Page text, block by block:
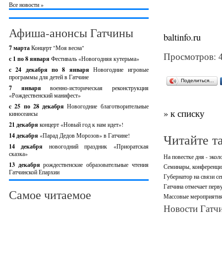
Все новости »
Афиша-анонсы Гатчины
7 мартаКонцерт "Моя весна"
с 1 по 8 января Фестиваль «Новогодняя кутерьма»
с 24 декабря по 8 январяНовогодние игровые
программы для детей в Гатчине
7 январявоенно-историческая реконструкция
«Рождественский манифест»
c 25 по 28 декабряНовогодние благотворительные
киносеансы
21 декабря концерт «Новый год к нам идет»!
14 декабря «Парад Дедов Морозов» в Гатчине!
14 декабря новогодний праздник «Приоратская
сказка»
13 декабрярождественские образовательные чтения
Гатчинской Епархии
Самое читаемое
baltinfo.ru
Просмотров:
Поделиться…
» к списку
Читайте
На повестке дня -
Семинары,
Губернатор на связи
Гатчина отмечает
Массовые
Новости